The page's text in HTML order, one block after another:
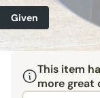
Given
This item
more great